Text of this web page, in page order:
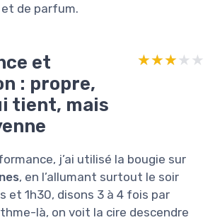
de parfum.
et
: propre,
tient, mais
★★★★★
★★★★★
j’ai utilisé la bougie sur
, en l’allumant surtout le soir
et 1h30, disons 3 à 4 fois par
là, on voit la cire descendre